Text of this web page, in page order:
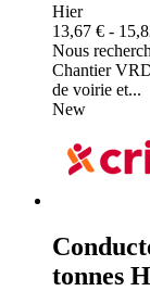
Hier
13,67 € -
Nous
Chantier
de voirie et...
New
tonnes